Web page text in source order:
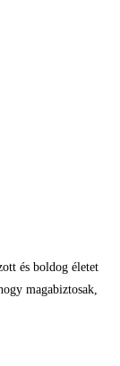
és boldog életet
magabiztosak,